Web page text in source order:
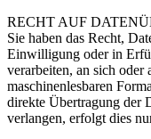
RECHT AUF
Sie haben das Recht,
Einwilligung oder in
verarbeiten, an sich oder
maschinenlesbaren
direkte Übertragung der
verlangen, erfolgt dies